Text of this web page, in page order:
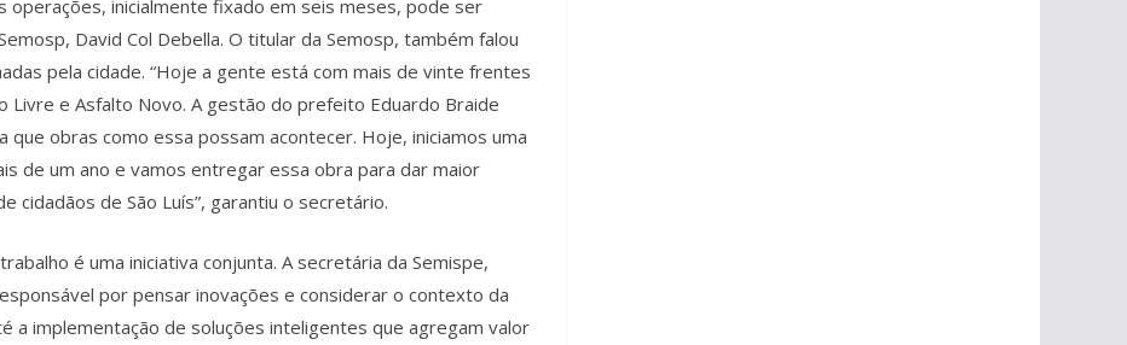
operações, inicialmente fixado em seis meses, pode ser
David Col Debella. O titular da Semosp, também falou
pela cidade. “Hoje a gente está com mais de vinte frentes
Livre e Asfalto Novo. A gestão do prefeito Eduardo Braide
que obras como essa possam acontecer. Hoje, iniciamos uma
de um ano e vamos entregar essa obra para dar maior
cidadãos de São Luís”, garantiu o secretário.
é uma iniciativa conjunta. A secretária da Semispe,
por pensar inovações e considerar o contexto da
a implementação de soluções inteligentes que agregam valor